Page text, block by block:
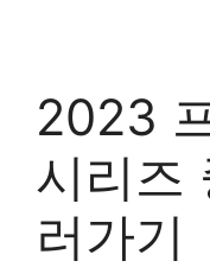
2023
시리즈
러가기